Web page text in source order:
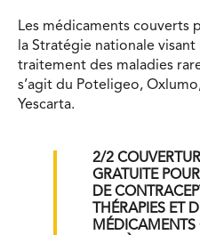
Les médicaments couverts
la Stratégie nationale
traitement des maladies
s’agit du Poteligeo,
Yescarta.
2/2
GRATUITE
DE
THÉRAPIES ET
MÉDICAMENTS